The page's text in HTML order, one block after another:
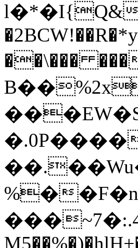
ӏ�*�I{Q&�
��\��� ���
%�